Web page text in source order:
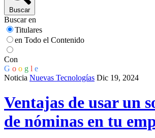
Buscar
Buscar en
Titulares
en Todo el Contenido
Con
G o o g l e
Noticia Nuevas Tecnologías Dic 19, 2024
Ventajas de usar un
de nóminas en tu